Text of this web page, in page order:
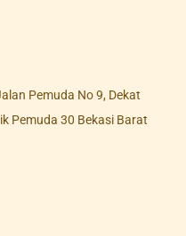
Pemuda No 9, Dekat
Pemuda 30 Bekasi Barat